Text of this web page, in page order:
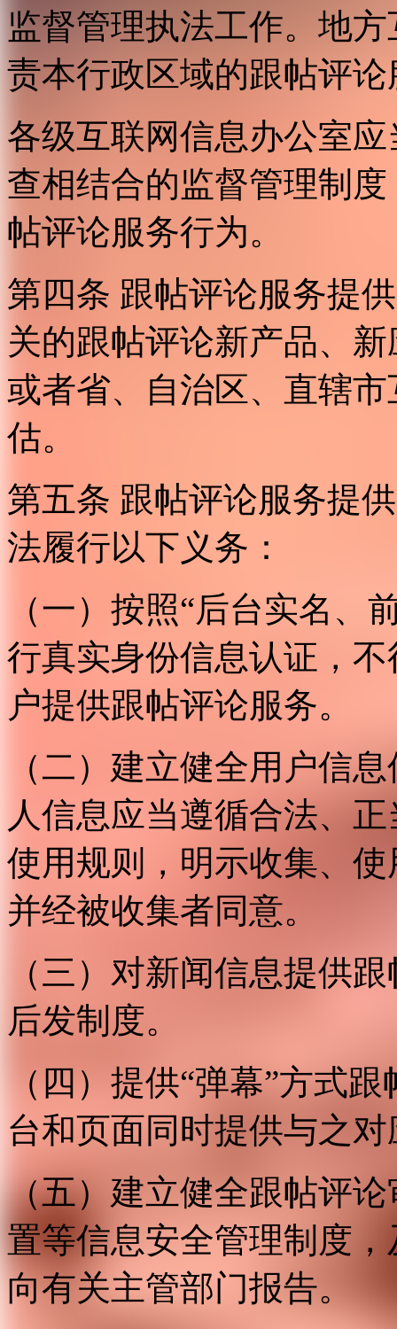
监督管理执法工作。地
责本行政区域的跟帖评
各级互联网信息办公室
查相结合的监督管理制
帖评论服务行为。
第四条 跟帖评论服务提
关的跟帖评论新产品、
或者省、自治区、直辖
估。
第五条 跟帖评论服务提
法履行以下义务：
（一）按照“后台实名、
行真实身份信息认证，
户提供跟帖评论服务。
（二）建立健全用户信
人信息应当遵循合法、
使用规则，明示收集、
并经被收集者同意。
（三）对新闻信息提供
后发制度。
（四）提供“弹幕”方式
台和页面同时提供与之
（五）建立健全跟帖评
置等信息安全管理制度
向有关主管部门报告。